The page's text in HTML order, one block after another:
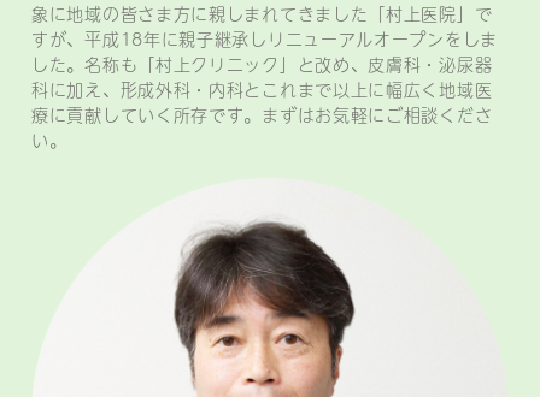
象に地域の皆さま方に親しまれてきました「村上医院」で
すが、平成18年に親子継承しリニューアルオープンをしま
した。名称も「村上クリニック」と改め、皮膚科・泌尿器
科に加え、形成外科・内科とこれまで以上に幅広く地域医
療に貢献していく所存です。まずはお気軽にご相談くださ
い。